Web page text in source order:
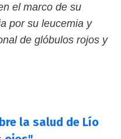
el marco de su
por su leucemia y
de glóbulos rojos y
la salud de Lío